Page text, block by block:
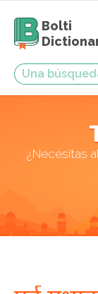
Bolti
¿Necesitas